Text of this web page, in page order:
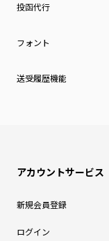
投函代行
フォント
送受履歴機能
アカウントサービス
新規会員登録
ログイン